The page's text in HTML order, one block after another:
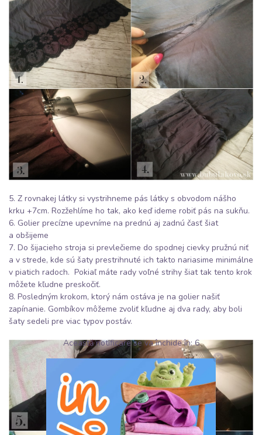
5. Z rovnakej látky si vystrihneme pás látky s obvodom nášho
krku +7cm. Rozžehlíme ho tak, ako keď ideme robiť pás na sukňu.
6. Golier precízne upevníme na prednú aj zadnú časť šiat
a obšijeme
7. Do šijacieho stroja si prevlečieme do spodnej cievky pružnú niť
a v strede, kde sú šaty prestrihnuté ich takto nariasime minimálne
v piatich radoch. Pokiaľ máte rady voľné strihy šiat tak tento krok
môžete kľudne preskočiť.
8. Posledným krokom, ktorý nám ostáva je na golier našiť
zapínanie. Gombíkov môžeme zvoliť kľudne aj dva rady, aby boli
šaty sedeli pre viac typov postáv.
Această notificare se va închide în:5